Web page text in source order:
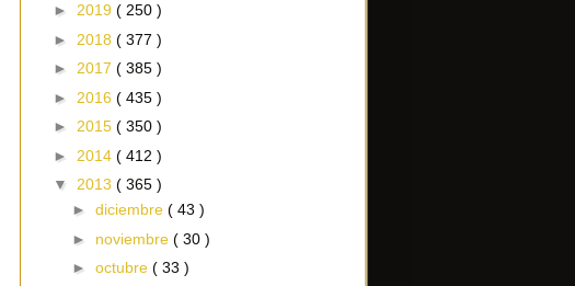
► 2019 ( 250 )
► 2018 ( 377 )
► 2017 ( 385 )
► 2016 ( 435 )
► 2015 ( 350 )
► 2014 ( 412 )
▼ 2013 ( 365 )
► diciembre ( 43 )
► noviembre ( 30 )
► octubre ( 33 )